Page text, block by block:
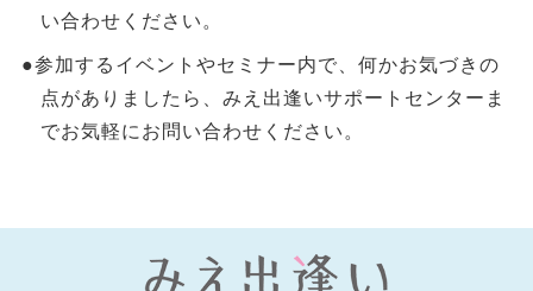
い合わせください。
●参加するイベントやセミナー内で、何かお気づきの
点がありましたら、みえ出逢いサポートセンターま
でお気軽にお問い合わせください。